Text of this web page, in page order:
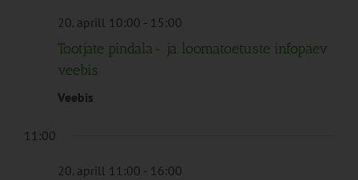
20. aprill 10:00 - 15:00
Tootjate pindala- ja loomatoetuste infopäev
veebis
Veebis
11:00
20. aprill 11:00 - 16:00